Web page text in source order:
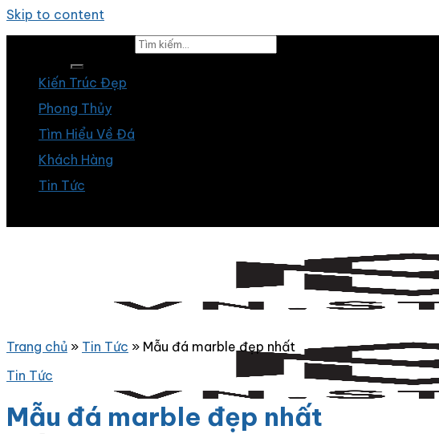
Skip to content
Kiến Trúc Đẹp
Phong Thủy
Tìm Hiểu Về Đá
Khách Hàng
Tin Tức
Trang chủ » Tin Tức » Mẫu đá marble đẹp nhất
Tin Tức
Mẫu đá marble đẹp nhất